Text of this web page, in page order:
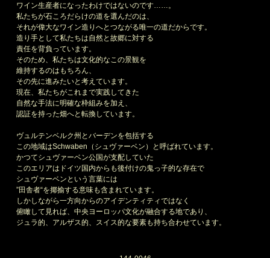
ワイン生産者になったわけではないのです……。
私たちが石ころだらけの道を選んだのは、
それが偉大なワイン造りへとつながる唯一の道だからです。
造り手として私たちは自然と故郷に対する
責任を背負っています。
そのため、私たちは文化的なこの景観を
維持するのはもちろん、
その先に進みたいと考えています。
現在、私たちがこれまで実践してきた
自然な手法に明確な枠組みを加え、
認証を持った畑へと転換しています。
ヴュルテンベルク州とバーデンを包括する
この地域はSchwaben（シュヴァーベン）と呼ばれています。
かつてシュヴァーベン公国が支配していた
このエリアはドイツ国内からも後付けの鬼っ子的な存在で
シュヴァーベンという言葉には
”田舎者“を揶揄する意味も含まれています。
しかしながら一方向からのアイデンティティではなく
俯瞰して見れば、中央ヨーロッパ文化が融合する地であり、
ジュラ的、アルザス的、スイス的な要素も持ち合わせています。